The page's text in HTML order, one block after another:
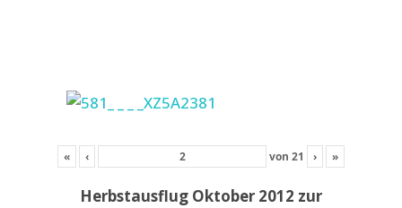
« ‹ von 21 › »
Herbstausflug Oktober 2012 zur